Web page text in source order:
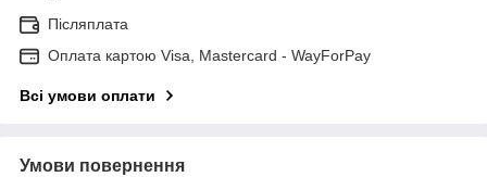
Післяплата
Оплата картою Visa, Mastercard - WayForPay
Всі умови оплати
Умови повернення